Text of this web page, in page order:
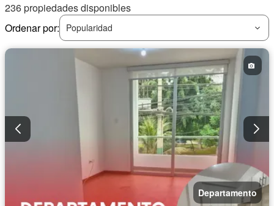
236 propiedades disponibles
Ordenar por:
Popularidad
Departamento